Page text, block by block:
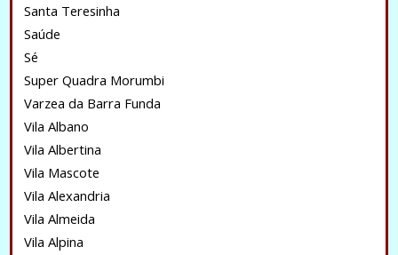
Santa Teresinha
Saúde
Sé
Super Quadra Morumbi
Varzea da Barra Funda
Vila Albano
Vila Albertina
Vila Mascote
Vila Alexandria
Vila Almeida
Vila Alpina